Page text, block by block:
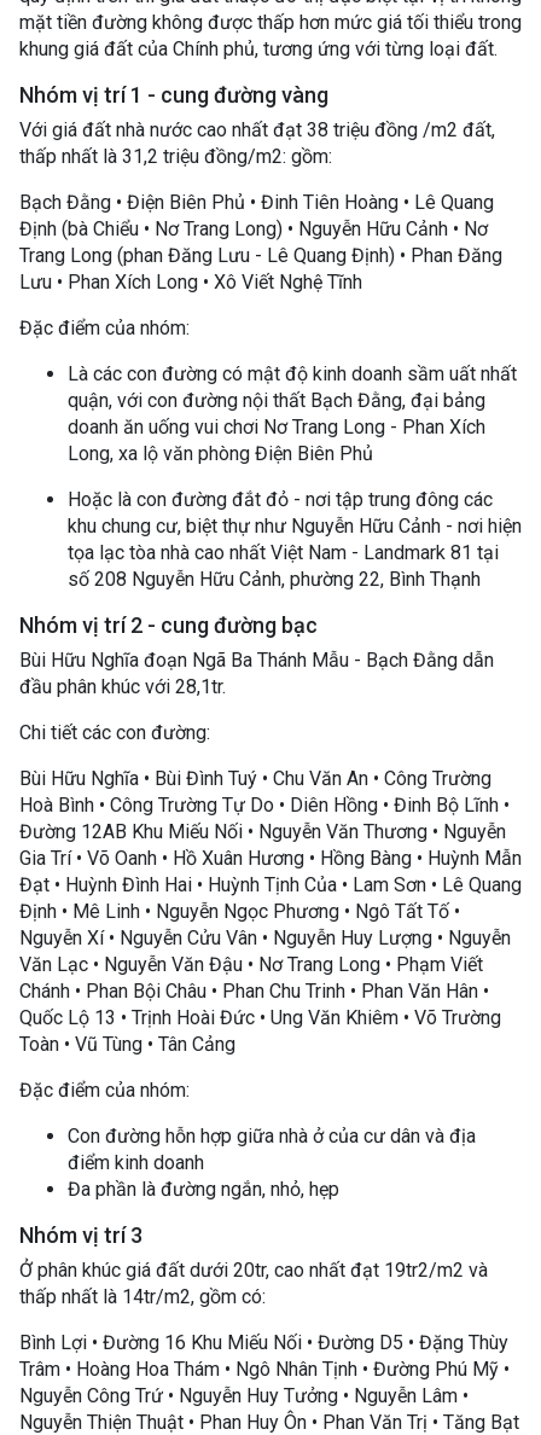
mặt tiền đường không được thấp hơn mức giá tối thiểu trong
khung giá đất của Chính phủ, tương ứng với từng loại đất.
Nhóm vị trí 1 - cung đường vàng
Với giá đất nhà nước cao nhất đạt 38 triệu đồng /m2 đất,
thấp nhất là 31,2 triệu đồng/m2: gồm:
Bạch Đằng • Điện Biên Phủ • Đinh Tiên Hoàng • Lê Quang
Định (bà Chiểu • Nơ Trang Long) • Nguyễn Hữu Cảnh • Nơ
Trang Long (phan Đăng Lưu - Lê Quang Định) • Phan Đăng
Lưu • Phan Xích Long • Xô Viết Nghệ Tĩnh
Đặc điểm của nhóm:
Là các con đường có mật độ kinh doanh sầm uất nhất
quận, với con đường nội thất Bạch Đằng, đại bảng
doanh ăn uống vui chơi Nơ Trang Long - Phan Xích
Long, xa lộ văn phòng Điện Biên Phủ
Hoặc là con đường đắt đỏ - nơi tập trung đông các
khu chung cư, biệt thự như Nguyễn Hữu Cảnh - nơi hiện
tọa lạc tòa nhà cao nhất Việt Nam - Landmark 81 tại
số 208 Nguyễn Hữu Cảnh, phường 22, Bình Thạnh
Nhóm vị trí 2 - cung đường bạc
Bùi Hữu Nghĩa đoạn Ngã Ba Thánh Mẫu - Bạch Đằng dẫn
đầu phân khúc với 28,1tr.
Chi tiết các con đường:
Bùi Hữu Nghĩa • Bùi Đình Tuý • Chu Văn An • Công Trường
Hoà Bình • Công Trường Tự Do • Diên Hồng • Đinh Bộ Lĩnh •
Đường 12AB Khu Miếu Nối • Nguyễn Văn Thương • Nguyễn
Gia Trí • Võ Oanh • Hồ Xuân Hương • Hồng Bàng • Huỳnh Mẫn
Đạt • Huỳnh Đình Hai • Huỳnh Tịnh Của • Lam Sơn • Lê Quang
Định • Mê Linh • Nguyễn Ngọc Phương • Ngô Tất Tố •
Nguyễn Xí • Nguyễn Cửu Vân • Nguyễn Huy Lượng • Nguyễn
Văn Lạc • Nguyễn Văn Đậu • Nơ Trang Long • Phạm Viết
Chánh • Phan Bội Châu • Phan Chu Trinh • Phan Văn Hân •
Quốc Lộ 13 • Trịnh Hoài Đức • Ung Văn Khiêm • Võ Trường
Toàn • Vũ Tùng • Tân Cảng
Đặc điểm của nhóm:
Con đường hỗn hợp giữa nhà ở của cư dân và địa
điểm kinh doanh
Đa phần là đường ngắn, nhỏ, hẹp
Nhóm vị trí 3
Ở phân khúc giá đất dưới 20tr, cao nhất đạt 19tr2/m2 và
thấp nhất là 14tr/m2, gồm có:
Bình Lợi • Đường 16 Khu Miếu Nối • Đường D5 • Đặng Thùy
Trâm • Hoàng Hoa Thám • Ngô Nhân Tịnh • Đường Phú Mỹ •
Nguyễn Công Trứ • Nguyễn Huy Tưởng • Nguyễn Lâm •
Nguyễn Thiện Thuật • Phan Huy Ôn • Phan Văn Trị • Tăng Bạt